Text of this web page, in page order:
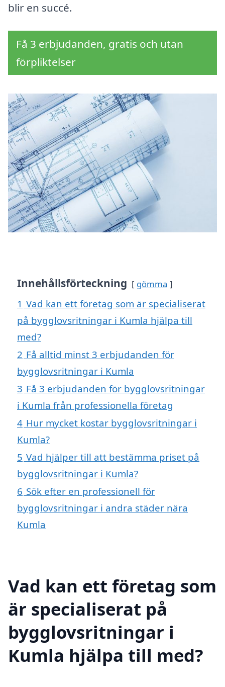
blir en succé.
Få 3 erbjudanden, gratis och utan
förpliktelser
Innehållsförteckning gömma
1 Vad kan ett företag som är specialiserat
på bygglovsritningar i Kumla hjälpa till
med?
2 Få alltid minst 3 erbjudanden för
bygglovsritningar i Kumla
3 Få 3 erbjudanden för bygglovsritningar
i Kumla från professionella företag
4 Hur mycket kostar bygglovsritningar i
Kumla?
5 Vad hjälper till att bestämma priset på
bygglovsritningar i Kumla?
6 Sök efter en professionell för
bygglovsritningar i andra städer nära
Kumla
Vad kan ett företag som
är specialiserat på
bygglovsritningar i
Kumla hjälpa till med?